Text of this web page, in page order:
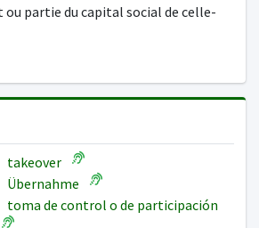
ou partie du capital social de celle-
takeover
Übernahme
toma de control o de participación